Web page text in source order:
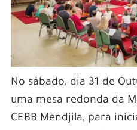
No sábado, dia 31 de
uma mesa redonda da
CEBB Mendjila, para